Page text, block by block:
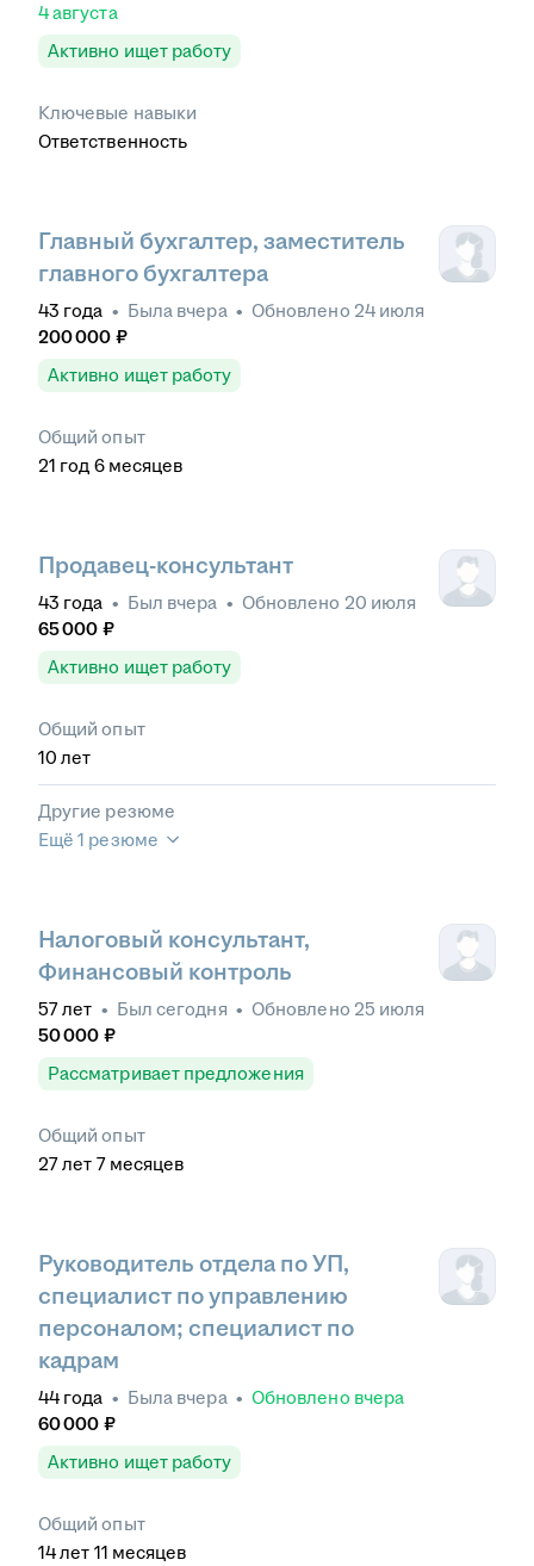
4 августа
Активно ищет работу
Ключевые навыки
Ответственность
Главный бухгалтер, заместитель
главного бухгалтера
43 года • Была вчера • Обновлено 24 июля
200 000 ₽
Активно ищет работу
Общий опыт
21 год 6 месяцев
Продавец-консультант
43 года • Был вчера • Обновлено 20 июля
65 000 ₽
Активно ищет работу
Общий опыт
10 лет
Другие резюме
Ещё 1 резюме
Налоговый консультант,
Финансовый контроль
57лет • Был сегодня • Обновлено 25 июля
50 000 ₽
Рассматривает предложения
Общий опыт
27лет 7 месяцев
Руководитель отдела по УП,
специалист по управлению
персоналом; специалист по
кадрам
44 года • Была вчера • Обновлено вчера
60 000 ₽
Активно ищет работу
Общий опыт
14лет 11 месяцев